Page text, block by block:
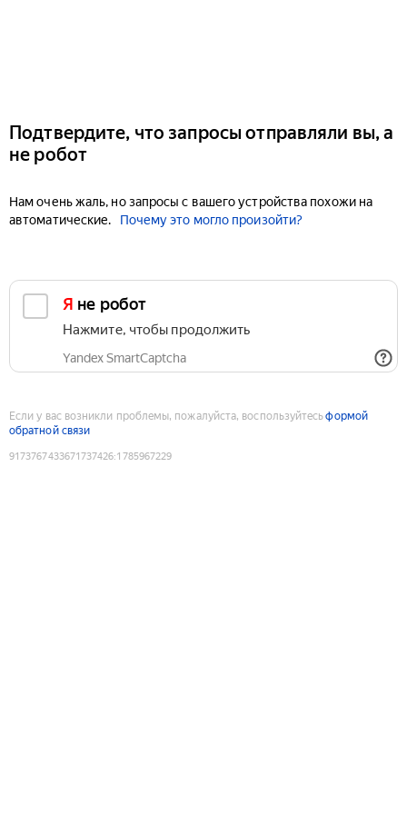
Подтвердите, что запросы отправляли вы, а
не робот
Нам очень жаль, но запросы с вашего устройства похожи на
автоматические.
Почему это могло произойти?
Я не робот
Нажмите, чтобы продолжить
Yandex SmartCaptcha
Если у вас возникли проблемы, пожалуйста, воспользуйтесьформой
обратной связи
9173767433671737426:1785967229